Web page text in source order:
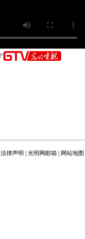
法律声明 光明网邮箱 网站地图